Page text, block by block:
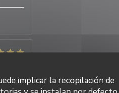
implicar la recopilación de